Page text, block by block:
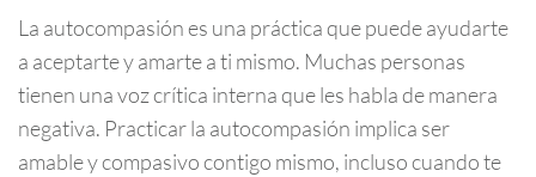
La autocompasión es una práctica que puede ayudarte
a aceptarte y amarte a ti mismo. Muchas personas
tienen una voz crítica interna que les habla de manera
negativa. Practicar la autocompasión implica ser
amable y compasivo contigo mismo, incluso cuando te